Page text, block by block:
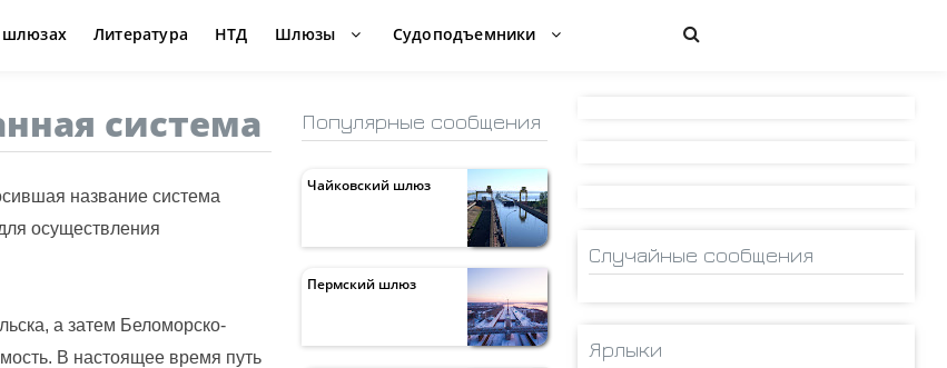
Литература НТД Шлюзы Судоподъемники
система
название система
осуществления
а затем Беломорско-
В настоящее время путь
Популярные сообщения
Чайковский шлюз
Пермский шлюз
Случайные сообщения
Ярлыки